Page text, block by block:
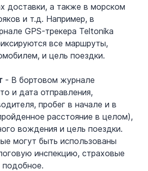
доставки, а также в морском
и т.д. Например, в
GPS-трекера Teltonika
все маршруты,
и цель поездки.
- В бортовом журнале
и дата отправления,
пробег в начале и в
расстояние в целом),
вождения и цель поездки.
могут быть использованы
инспекцию, страховые